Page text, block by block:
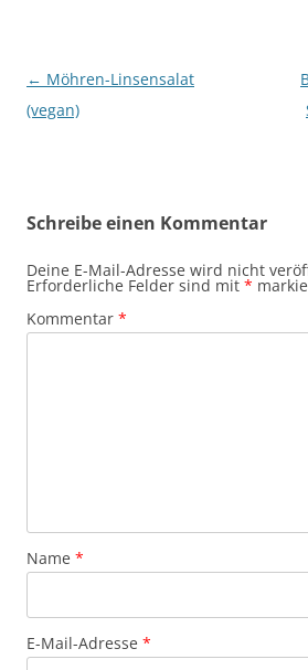
Beitragsnavigation
← Möhren-Linsensalat
(vegan)
Schreibe einen Kommentar
Deine E-Mail-Adresse wird nicht
Erforderliche Felder sind mit *
Kommentar *
Name *
E-Mail-Adresse *